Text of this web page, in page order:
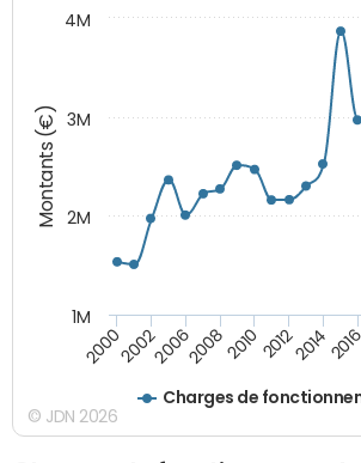
Montants (€)
Charges de
20002002200620082010 201220142016
1M
2M
3M
4M
© JDN 2026